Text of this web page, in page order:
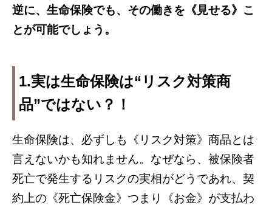
逆に、生命保険でも、その働きを《見せる》こ
とが可能でしょう。
1.実は生命保険は“リスク対策商
品”ではない？！
生命保険は、必ずしも《リスク対策》商品とは
言えないかも知れません。なぜなら、被保険者
死亡で発生するリスクの実相がどうであれ、契
約上の《死亡保険金》つまり《お金》が支払わ